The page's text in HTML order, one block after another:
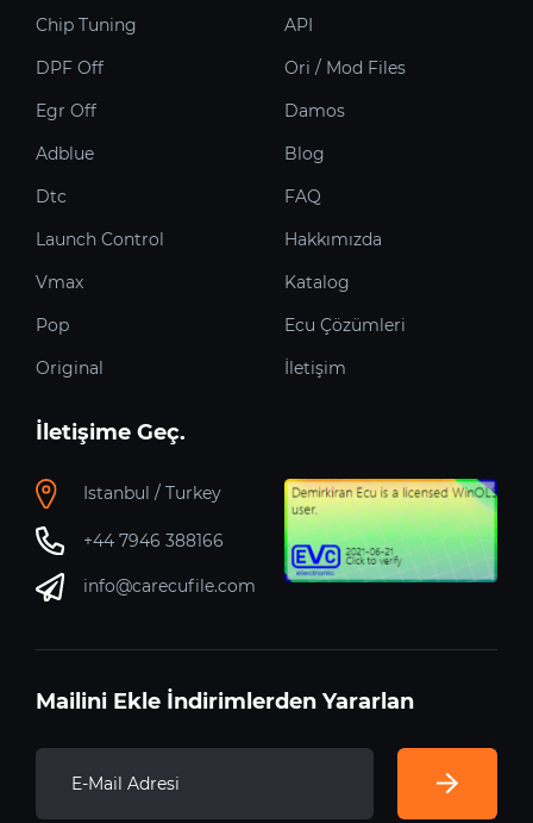
Chip Tuning
DPF Off
Egr Off
Adblue
Dtc
Launch Control
Vmax
Pop
Original
API
Ori / Mod Files
Damos
Blog
FAQ
Hakkımızda
Katalog
Ecu Çözümleri
İletişim
İletişime Geç.
Istanbul / Turkey
+44 7946 388166
info@carecufile.com
Mailini Ekle İndirimlerden Yararlan